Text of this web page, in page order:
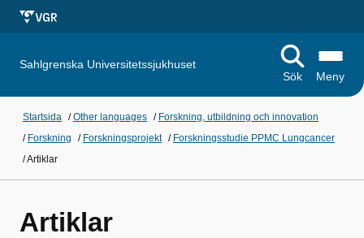
Sahlgrenska Universitetssjukhuset
Sök
Meny
Startsida /Other languages / Forskning, utbildning och innovation
/ Forskning / Forskningsprojekt / Forskningsstudie PPMC Lungcancer
/Artiklar
Artiklar